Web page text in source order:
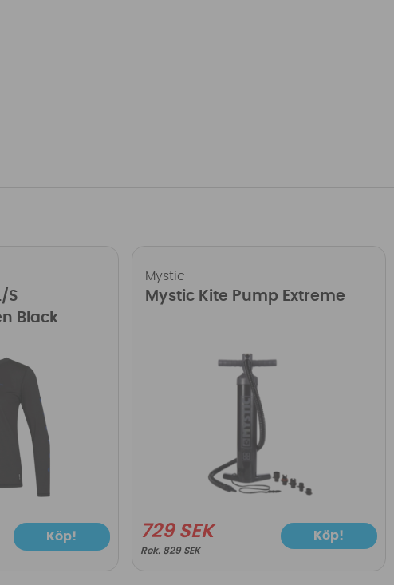
S
Black
Köp!
Mystic
Mystic Kite Pump Extreme
729 SEK
829 SEK
Köp!